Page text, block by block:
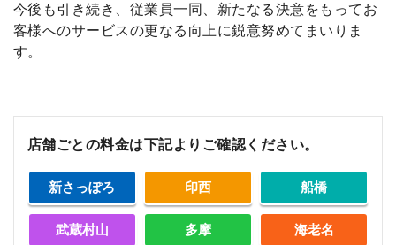
今後も引き続き、従業員一同、新たなる決意をもってお
客様へのサービスの更なる向上に鋭意努めてまいりま
す。
店舗ごとの料金は下記よりご確認ください。
新さっぽろ 印西 船橋
武蔵村山 多摩 海老名